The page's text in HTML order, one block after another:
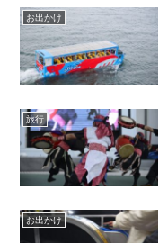
お出かけ
旅行
お出かけ